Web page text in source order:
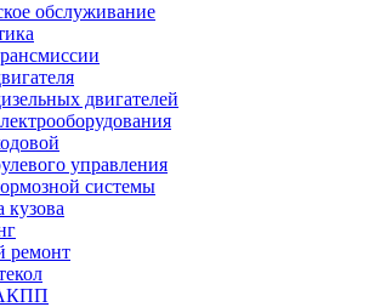
обслуживание
двигателей
управления
системы
кузова
ремонт